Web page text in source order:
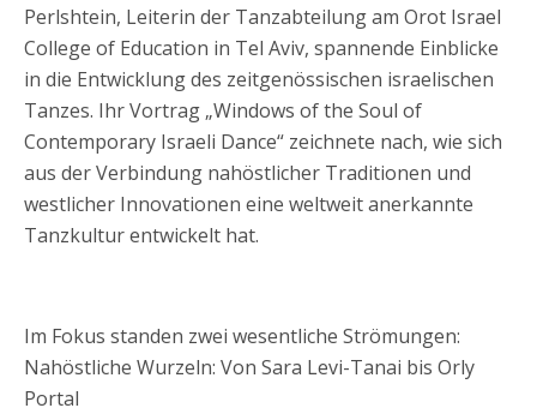
Perlshtein, Leiterin der Tanzabteilung am Orot Israel
College of Education in Tel Aviv, spannende Einblicke
in die Entwicklung des zeitgenössischen israelischen
Tanzes. Ihr Vortrag „Windows of the Soul of
Contemporary Israeli Dance“ zeichnete nach, wie sich
aus der Verbindung nahöstlicher Traditionen und
westlicher Innovationen eine weltweit anerkannte
Tanzkultur entwickelt hat.
Im Fokus standen zwei wesentliche Strömungen:
Nahöstliche Wurzeln: Von Sara Levi-Tanai bis Orly
Portal